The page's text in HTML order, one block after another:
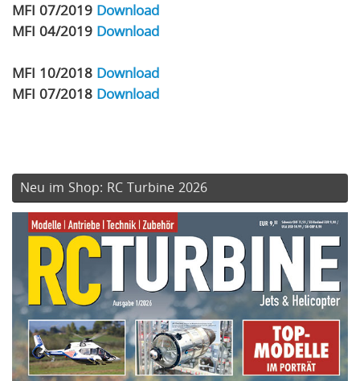
MFI 07/2019 Download
MFI 04/2019 Download
MFI 10/2018 Download
MFI 07/2018 Download
Neu im Shop: RC Turbine 2026